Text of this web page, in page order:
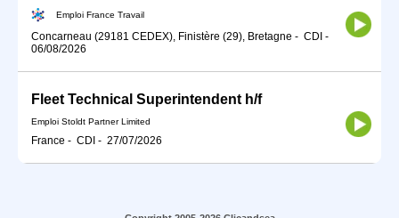
Emploi France Travail
Concarneau (29181 CEDEX), Finistère (29), Bretagne - CDI -
06/08/2026
Fleet Technical Superintendent h/f
Emploi Stoldt Partner Limited
France - CDI - 27/07/2026